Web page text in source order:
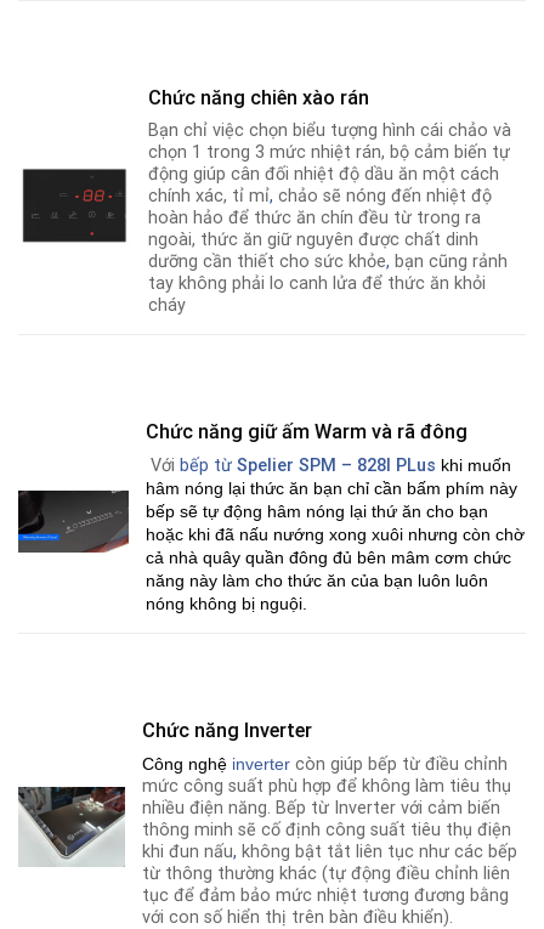
Chức năng chiên xào rán
Bạn chỉ việc chọn biểu tượng hình cái chảo và
chọn 1 trong 3 mức nhiệt rán, bộ cảm biến tự
động giúp cân đối nhiệt độ dầu ăn một cách
chính xác, tỉ mỉ, chảo sẽ nóng đến nhiệt độ
hoàn hảo để thức ăn chín đều từ trong ra
ngoài, thức ăn giữ nguyên được chất dinh
dưỡng cần thiết cho sức khỏe, bạn cũng rảnh
tay không phải lo canh lửa để thức ăn khỏi
cháy
Chức năng giữ ấm Warm và rã đông
Với bếp từ Spelier SPM – 828I PLus khi muốn
hâm nóng lại thức ăn bạn chỉ cần bấm phím này
bếp sẽ tự động hâm nóng lại thứ ăn cho bạn
hoặc khi đã nấu nướng xong xuôi nhưng còn chờ
cả nhà quây quần đông đủ bên mâm cơm chức
năng này làm cho thức ăn của bạn luôn luôn
nóng không bị nguội.
Chức năng Inverter
Công nghệ inverter còn giúp bếp từ điều chỉnh
mức công suất phù hợp để không làm tiêu thụ
nhiều điện năng. Bếp từ Inverter với cảm biến
thông minh sẽ cố định công suất tiêu thụ điện
khi đun nấu, không bật tắt liên tục như các bếp
từ thông thường khác (tự động điều chỉnh liên
tục để đảm bảo mức nhiệt tương đương bằng
với con số hiển thị trên bàn điều khiển).